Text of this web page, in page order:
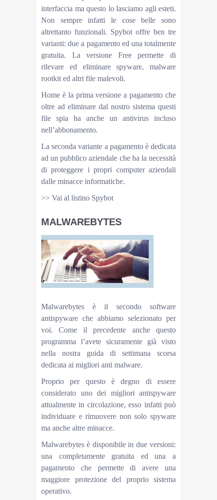
interfaccia ma questo lo lasciamo agli esteti.
Non sempre infatti le cose belle sono
altrettanto funzionali. Spybot offre ben tre
varianti: due a pagamento ed una totalmente
gratuita. La versione Free permette di
rilevare ed eliminare spyware, malware
rootkit ed altri file malevoli.
Home è la prima versione a pagamento che
oltre ad eliminare dal nostro sistema questi
file spia ha anche un antivirus incluso
nell’abbonamento.
La seconda variante a pagamento è dedicata
ad un pubblico aziendale che ha la necessità
di proteggere i propri computer aziendali
dalle minacce informatiche.
>> Vai al listino Spybot
MALWAREBYTES
Malwarebytes è il secondo software
antispyware che abbiamo selezionato per
voi. Come il precedente anche questo
programma l’avete sicuramente già visto
nella nostra guida di settimana scorsa
dedicata ai migliori anti malware.
Proprio per questo è degno di essere
considerato uno dei migliori antispyware
attualmente in circolazione, esso infatti può
individuare e rimuovere non solo spyware
ma anche altre minacce.
Malwarebytes è disponibile in due versioni:
una completamente gratuita ed una a
pagamento che permette di avere una
maggiore protezione del proprio sistema
operativo.